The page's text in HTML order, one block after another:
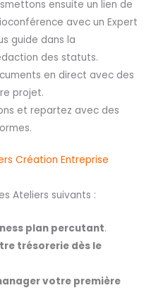
ensuite un lien de
avec un Expert
guide dans la
des statuts.
en direct avec des
projet.
et repartez avec des
Création Entreprise
Ateliers suivants :
plan percutant.
trésorerie dès le
votre première